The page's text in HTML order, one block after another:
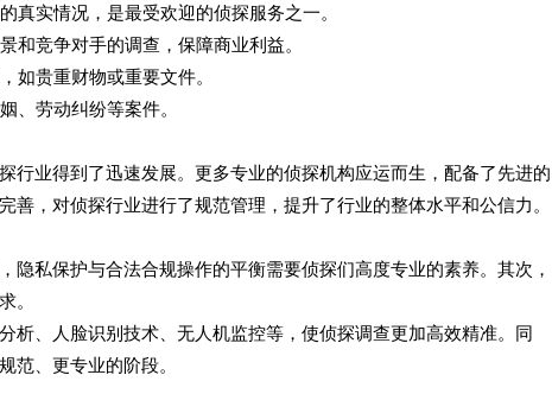
真实情况，是最受欢迎的侦探服务之一。
和竞争对手的调查，保障商业利益。
如贵重财物或重要文件。
、劳动纠纷等案件。
行业得到了迅速发展。更多专业的侦探机构应运而生，配备了先进的
，对侦探行业进行了规范管理，提升了行业的整体水平和公信力。
私保护与合法合规操作的平衡需要侦探们高度专业的素养。其次，
。
析、人脸识别技术、无人机监控等，使侦探调查更加高效精准。同
范、更专业的阶段。